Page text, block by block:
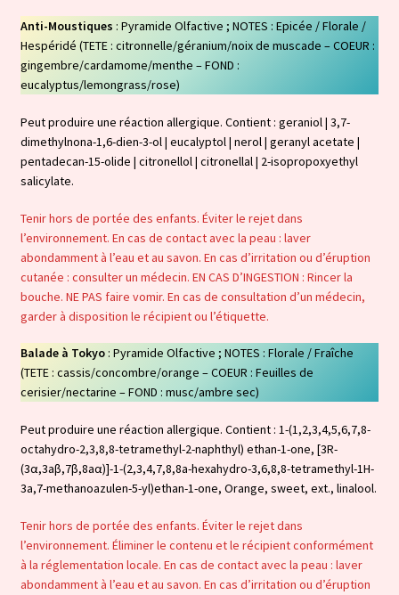
Anti-Moustiques : Pyramide Olfactive ; NOTES : Epicée / Florale /
Hespéridé (TETE : citronnelle/géranium/noix de muscade – COEUR :
gingembre/cardamome/menthe – FOND :
eucalyptus/lemongrass/rose)
Peut produire une réaction allergique. Contient : geraniol | 3,7-
dimethylnona-1,6-dien-3-ol | eucalyptol | nerol | geranyl acetate |
pentadecan-15-olide | citronellol | citronellal | 2-isopropoxyethyl
salicylate.
Tenir hors de portée des enfants. Éviter le rejet dans
l’environnement. En cas de contact avec la peau : laver
abondamment à l’eau et au savon. En cas d’irritation ou d’éruption
cutanée : consulter un médecin. EN CAS D’INGESTION : Rincer la
bouche. NE PAS faire vomir. En cas de consultation d’un médecin,
garder à disposition le récipient ou l’étiquette.
Balade à Tokyo: Pyramide Olfactive ; NOTES : Florale / Fraîche
(TETE : cassis/concombre/orange – COEUR : Feuilles de
cerisier/nectarine – FOND : musc/ambre sec)
Peut produire une réaction allergique. Contient : 1-(1,2,3,4,5,6,7,8-
octahydro-2,3,8,8-tetramethyl-2-naphthyl) ethan-1-one, [3R-
(3α,3aβ,7β,8aα)]-1-(2,3,4,7,8,8a-hexahydro-3,6,8,8-tetramethyl-1H-
3a,7-methanoazulen-5-yl)ethan-1-one, Orange, sweet, ext., linalool.
Tenir hors de portée des enfants. Éviter le rejet dans
l’environnement. Éliminer le contenu et le récipient conformément
à la réglementation locale. En cas de contact avec la peau : laver
abondamment à l’eau et au savon. En cas d’irritation ou d’éruption